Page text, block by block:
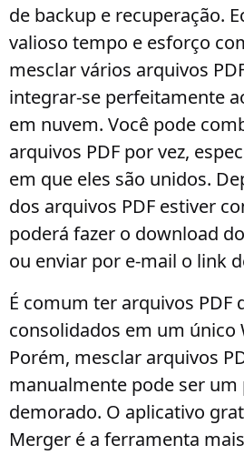
de backup e recuperação.
valioso tempo e esforço
mesclar vários arquivos
integrar-se perfeitamente
em nuvem. Você pode
arquivos PDF por vez,
em que eles são unidos.
dos arquivos PDF estiver
poderá fazer o download
ou enviar por e-mail o link
É comum ter arquivos PDF
consolidados em um único
Porém, mesclar arquivos
manualmente pode ser um
demorado. O aplicativo
Merger é a ferramenta